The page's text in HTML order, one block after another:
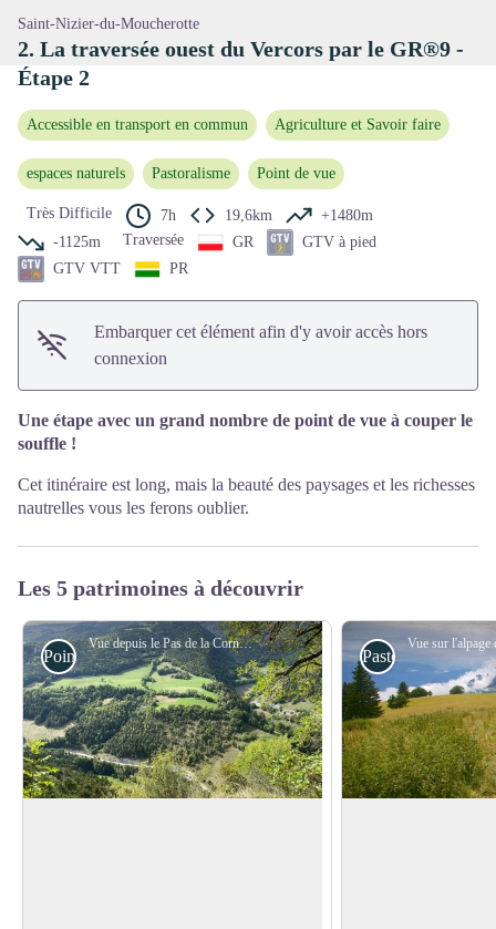
Saint-Nizier-du-Moucherotte
2. La traversée ouest du Vercors par le GR®9 -
Étape 2
Accessible en transport en commun Agriculture et Savoir faire
espaces naturels Pastoralisme Point de vue
Très Difficile 7h 19,6km
+1480m
-1125m
Traversée GR
GTV à pied
GTV VTT
PR
Embarquer cet élément afin d'y avoir accès hors
connexion
Une étape avec un grand nombre de point de vue à couper le
souffle !
Cet itinéraire est long, mais la beauté des paysages et les richesses
nautrelles vous les ferons oublier.
Les 5 patrimoines à découvrir
Vue depuis le Pas de la Corne - Noémie Castaing/PNRV
Point de Vue Pastoralisme